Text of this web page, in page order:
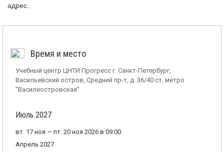
адрес.
Время и место
Учебный центр ЦНТИ Прогресс г. Санкт-Петербург,
Васильевский остров, Средний пр-т, д. 36/40 ст. метро
"Василеостровская"
Июль 2027
вт. 17 ноя — пт. 20 ноя 2026 в 09:00
Апрель 2027